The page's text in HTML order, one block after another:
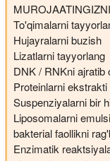
To'qimalarni
Hujayralarni buzish
Lizatlarni tayyorlang
DNK / RNKni ajratib
Proteinlarni ekstrakti
Suspenziyalarni bir
Liposomalarni
bakterial faollikni
Enzimatik